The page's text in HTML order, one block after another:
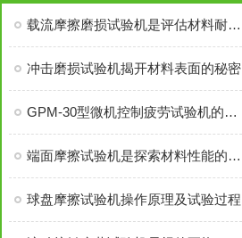
载流摩擦磨损试验机是评估材料耐磨性能的重要设备
冲击磨损试验机揭开材料表面的秘密
GPM-30型微机控制疲劳试验机的特点原理
端面摩擦试验机是探索材料性能的关键工具
球盘摩擦试验机操作原理及试验过程